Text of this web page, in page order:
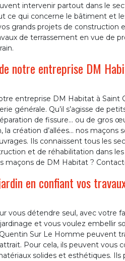
intervenir partout dans le
qui concerne le bâtiment et
grands projets de construction
de terrassement en vue de
notre entreprise DM
entreprise DM Habitat à Saint
générale. Qu’il s’agisse de
de fissure… ou de gros
création d’allées… nos maçons
Ils connaissent tous les
et de réhabilitation dans les
de DM Habitat ?
en confiant vos
vous détendre seul, avec votre
et vous voulez embellir
Sur Le Homme peuvent
Pour cela, ils peuvent vous
solides et esthétiques.